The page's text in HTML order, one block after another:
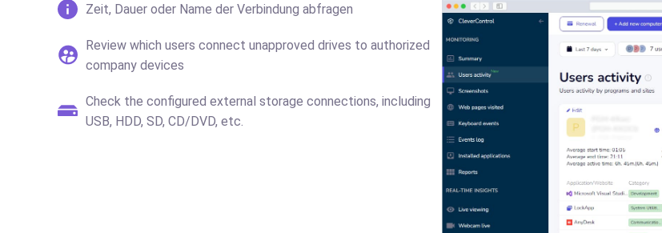
Zeit, Dauer oder Name der Verbindung abfragen
Review which users connect unapproved drives to authorized
company devices
Check the configured external storage connections, including
USB, HDD, SD, CD/DVD, etc.